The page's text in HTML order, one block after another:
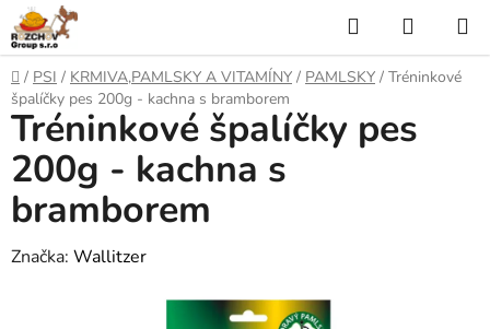
e
l
d
Á
U
D
o
m
ů
/ PSI / KRMIVA,PAMLSKY A VITAMÍNY / PAMLSKY / Tréninkové
špalíčky pes 200g - kachna s bramborem
Tréninkové špalíčky pes
200g - kachna s
bramborem
Značka: Wallitzer